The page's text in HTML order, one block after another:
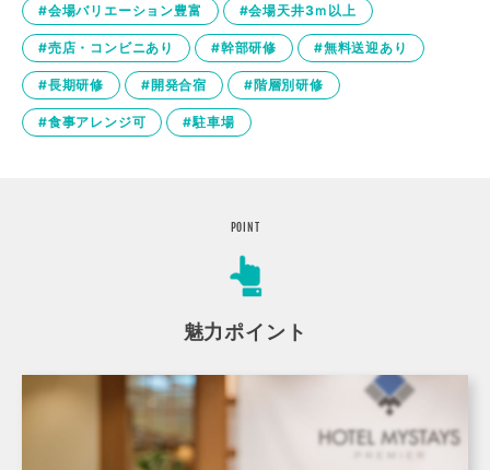
#会場バリエーション豊富 #会場天井3ｍ以上
#売店・コンビニあり #幹部研修 #無料送迎あり
#長期研修 #開発合宿 #階層別研修
#食事アレンジ可 #駐車場
POINT
魅力ポイント